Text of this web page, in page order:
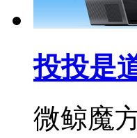
投投是
微鲸魔